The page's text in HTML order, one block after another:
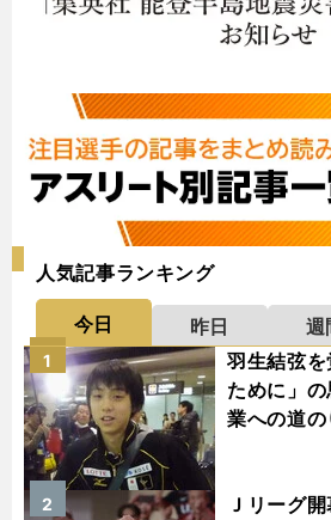
人気記事ランキング
今日 昨日 週
羽生結弦
ために」
業への道の
1
Ｊリーグ
2